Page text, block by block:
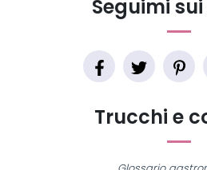
Trucchi e
Seguimi